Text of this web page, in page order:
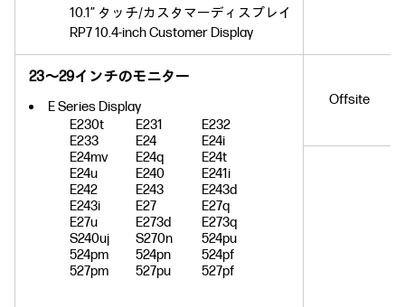
10.1” タッチ/カスタマーディスプレイ
RP7 10.4-inch Customer Display
23～29インチのモニター
E Series Display
E230t
E231
E232
E233
E24
E24i
E24mv
E24q
E24t
E24u
E240
E241i
E242
E243
E243d
E243i
E27
E27q
E27u
E273d
E273q
S240uj
S270n
524pu
524pm
524pn
524pf
527pm
527pu 527pf
Offsite